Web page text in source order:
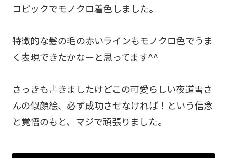
コピックでモノクロ着色しました。
特徴的な髪の毛の赤いラインもモノクロ色でうま
く表現できたかなーと思ってます^^
さっきも書きましたけどこの可愛らしい夜道雪さ
んの似顔絵、必ず成功させなければ！という信念
と覚悟のもと、マジで頑張りました。